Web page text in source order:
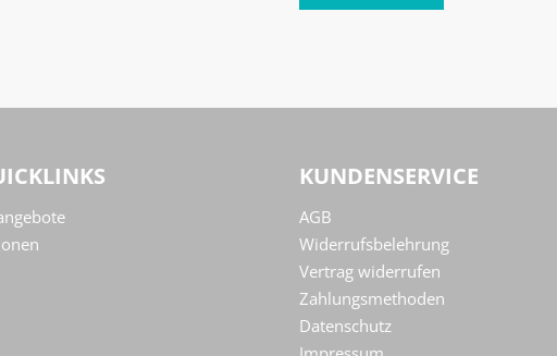
KUNDENSERVICE
AGB
Widerrufsbelehrung
Vertrag widerrufen
Zahlungsmethoden
Datenschutz